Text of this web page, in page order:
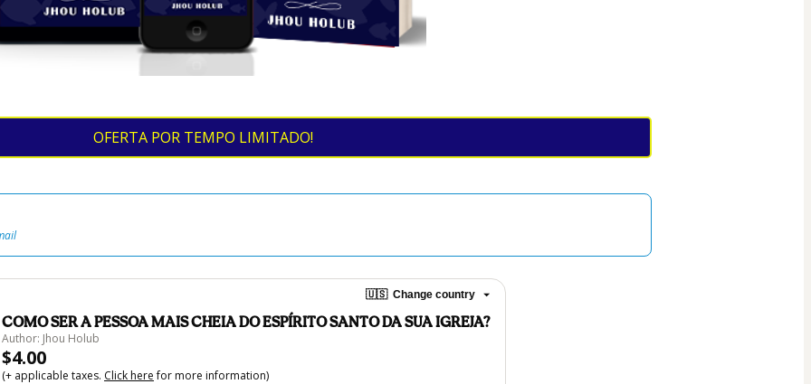
OFERTA POR TEMPO LIMITADO!
🇺🇸 Change country
COMO SER A PESSOA MAIS CHEIA DO ESPÍRITO SANTO DA SUA IGREJA?
Author: Jhou Holub
$4.00
(+ applicable taxes. Click herefor more information)